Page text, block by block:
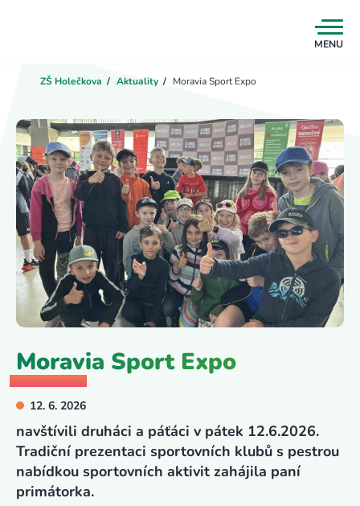
MENU
ZŠ Holečkova / Aktuality / Moravia Sport Expo
Moravia Sport Expo
12. 6. 2026
navštívili druháci a páťáci v pátek 12.6.2026.
Tradiční prezentaci sportovních klubů s pestrou
nabídkou sportovních aktivit zahájila paní
primátorka.